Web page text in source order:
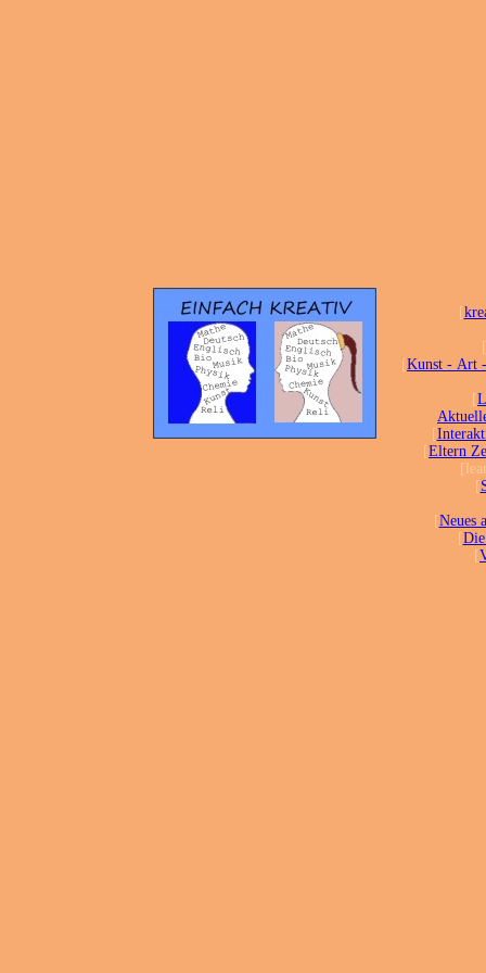
[
[
[Kunst - Art
[
[
[Eltern
[
[Neues
[
[